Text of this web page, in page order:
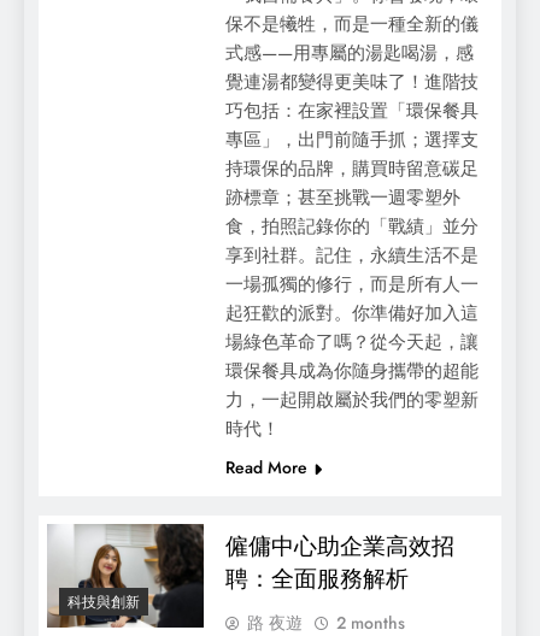
保不是犧牲，而是一種全新的儀
式感——用專屬的湯匙喝湯，感
覺連湯都變得更美味了！進階技
巧包括：在家裡設置「環保餐具
專區」，出門前隨手抓；選擇支
持環保的品牌，購買時留意碳足
跡標章；甚至挑戰一週零塑外
食，拍照記錄你的「戰績」並分
享到社群。記住，永續生活不是
一場孤獨的修行，而是所有人一
起狂歡的派對。你準備好加入這
場綠色革命了嗎？從今天起，讓
環保餐具成為你隨身攜帶的超能
力，一起開啟屬於我們的零塑新
時代！
Read More
科技與創新
僱傭中心助企業高效招
聘：全面服務解析
路 夜遊
2 months